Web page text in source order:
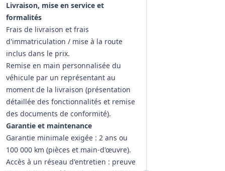
Livraison, mise en service et
formalités
Frais de livraison et frais
d'immatriculation / mise à la route
inclus dans le prix.
Remise en main personnalisée du
véhicule par un représentant au
moment de la livraison (présentation
détaillée des fonctionnalités et remise
des documents de conformité).
Garantie et maintenance
Garantie minimale exigée : 2 ans ou
100 000 km (pièces et main-d'œuvre).
Accès à un réseau d'entretien : preuve